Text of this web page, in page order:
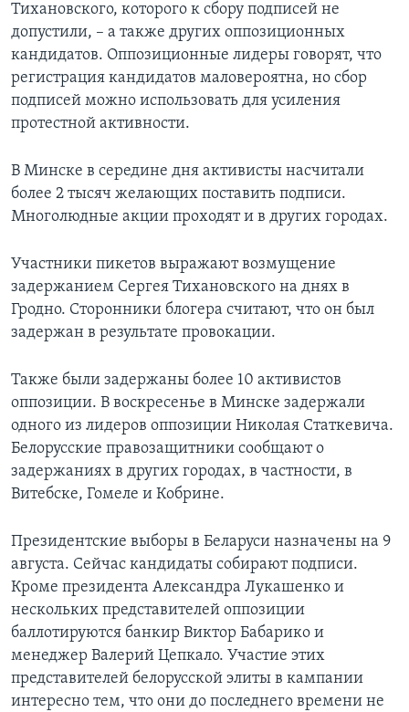
Тихановского, которого к сбору подписей не
допустили, – а также других оппозиционных
кандидатов. Оппозиционные лидеры говорят, что
регистрация кандидатов маловероятна, но сбор
подписей можно использовать для усиления
протестной активности.
В Минске в середине дня активисты насчитали
более 2 тысяч желающих поставить подписи.
Многолюдные акции проходят и в других городах.
Участники пикетов выражают возмущение
задержанием Сергея Тихановского на днях в
Гродно. Сторонники блогера считают, что он был
задержан в результате провокации.
Также были задержаны более 10 активистов
оппозиции. В воскресенье в Минске задержали
одного из лидеров оппозиции Николая Статкевича.
Белорусские правозащитники сообщают о
задержаниях в других городах, в частности, в
Витебске, Гомеле и Кобрине.
Президентские выборы в Беларуси назначены на 9
августа. Сейчас кандидаты собирают подписи.
Кроме президента Александра Лукашенко и
нескольких представителей оппозиции
баллотируются банкир Виктор Бабарико и
менеджер Валерий Цепкало. Участие этих
представителей белорусской элиты в кампании
интересно тем, что они до последнего времени не